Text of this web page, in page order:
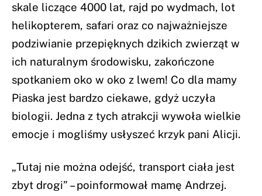
skale liczące 4000 lat, rajd po wydmach, lot
helikopterem, safari oraz co najważniejsze
podziwianie przepięknych dzikich zwierząt w
ich naturalnym środowisku, zakończone
spotkaniem oko w oko z lwem! Co dla mamy
Piaska jest bardzo ciekawe, gdyż uczyła
biologii. Jedna z tych atrakcji wywoła wielkie
emocje i mogliśmy usłyszeć krzyk pani Alicji.
„Tutaj nie można odejść, transport ciała jest
zbyt drogi” – poinformował mamę Andrzej.